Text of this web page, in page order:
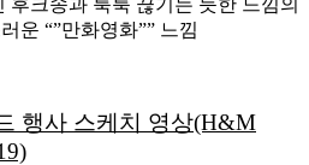
후크송과 툭툭 끊기는 듯한 느낌의
운 “”만화영화”” 느낌
행사 스케치 영상(H&M